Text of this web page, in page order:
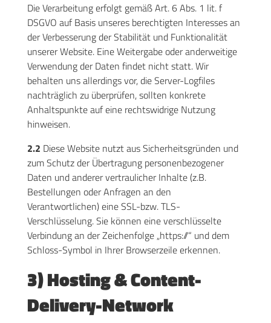
Die Verarbeitung erfolgt gemäß Art. 6 Abs. 1 lit. f
DSGVO auf Basis unseres berechtigten Interesses an
der Verbesserung der Stabilität und Funktionalität
unserer Website. Eine Weitergabe oder anderweitige
Verwendung der Daten findet nicht statt. Wir
behalten uns allerdings vor, die Server-Logfiles
nachträglich zu überprüfen, sollten konkrete
Anhaltspunkte auf eine rechtswidrige Nutzung
hinweisen.
2.2 Diese Website nutzt aus Sicherheitsgründen und
zum Schutz der Übertragung personenbezogener
Daten und anderer vertraulicher Inhalte (z.B.
Bestellungen oder Anfragen an den
Verantwortlichen) eine SSL-bzw. TLS-
Verschlüsselung. Sie können eine verschlüsselte
Verbindung an der Zeichenfolge „https://“ und dem
Schloss-Symbol in Ihrer Browserzeile erkennen.
3) Hosting & Content-
Delivery-Network